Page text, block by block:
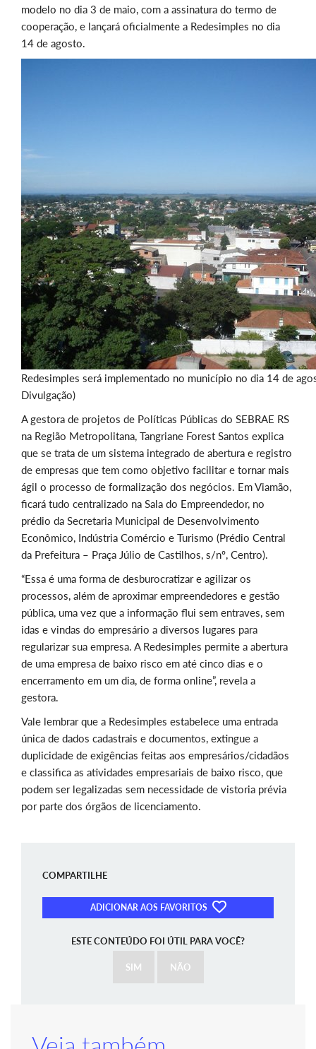
modelo no dia 3 de maio, com a assinatura do termo de
cooperação, e lançará oficialmente a Redesimples no dia
14 de agosto.
Redesimples será implementado no município no dia 14 de
Divulgação)
A gestora de projetos de Políticas Públicas do SEBRAE RS
na Região Metropolitana, Tangriane Forest Santos explica
que se trata de um sistema integrado de abertura e registro
de empresas que tem como objetivo facilitar e tornar mais
ágil o processo de formalização dos negócios. Em Viamão,
ficará tudo centralizado na Sala do Empreendedor, no
prédio da Secretaria Municipal de Desenvolvimento
Econômico, Indústria Comércio e Turismo (Prédio Central
da Prefeitura – Praça Júlio de Castilhos, s/nº, Centro).
“Essa é uma forma de desburocratizar e agilizar os
processos, além de aproximar empreendedores e gestão
pública, uma vez que a informação flui sem entraves, sem
idas e vindas do empresário a diversos lugares para
regularizar sua empresa. A Redesimples permite a abertura
de uma empresa de baixo risco em até cinco dias e o
encerramento em um dia, de forma online”, revela a
gestora.
Vale lembrar que a Redesimples estabelece uma entrada
única de dados cadastrais e documentos, extingue a
duplicidade de exigências feitas aos empresários/cidadãos
e classifica as atividades empresariais de baixo risco, que
podem ser legalizadas sem necessidade de vistoria prévia
por parte dos órgãos de licenciamento.
COMPARTILHE
ADICIONAR AOS FAVORITOS
ESTE CONTEÚDO FOI ÚTIL PARA VOCÊ?
SIM NÃO